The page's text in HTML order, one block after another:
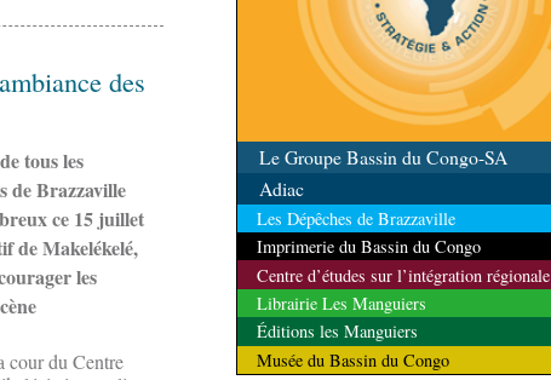
des
tous les
de Brazzaville
ce 15 juillet
de Makelékelé,
les
cour du Centre
Le Groupe Bassin du Congo-SA
Adiac
Les Dépêches de Brazzaville
Imprimerie du Bassin du Congo
Centre d’études sur l’intégration régionale
Librairie Les Manguiers
Éditions les Manguiers
Musée du Bassin du Congo